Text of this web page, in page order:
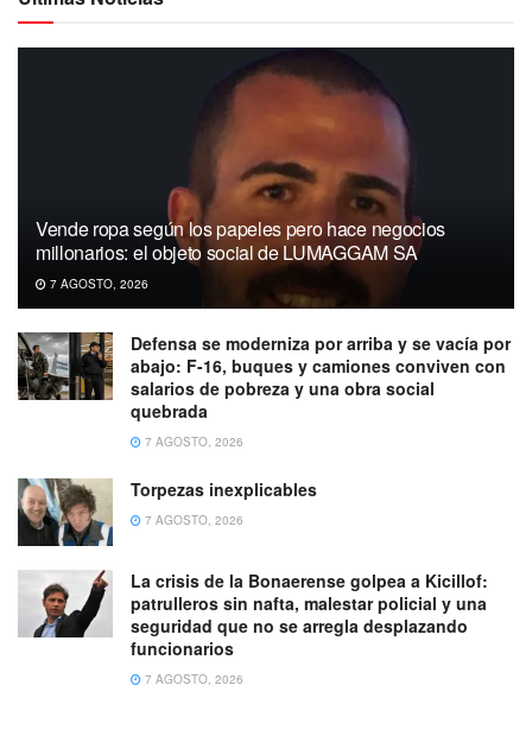
Vende ropa según los papeles pero hace negocios
millonarios: el objeto social de LUMAGGAM SA
7 AGOSTO, 2026
Defensa se moderniza por arriba y se vacía por
abajo: F-16, buques y camiones conviven con
salarios de pobreza y una obra social
quebrada
7 AGOSTO, 2026
Torpezas inexplicables
7 AGOSTO, 2026
La crisis de la Bonaerense golpea a Kicillof:
patrulleros sin nafta, malestar policial y una
seguridad que no se arregla desplazando
funcionarios
7 AGOSTO, 2026